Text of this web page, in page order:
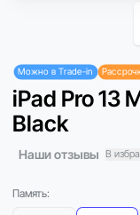
iPad Pro 13
Black
Наши отзывы В
Можно в Trade-in
Память: